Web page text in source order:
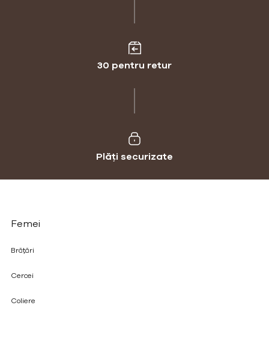
30 pentru retur
Plăți securizate
Femei
Brățări
Cercei
Coliere